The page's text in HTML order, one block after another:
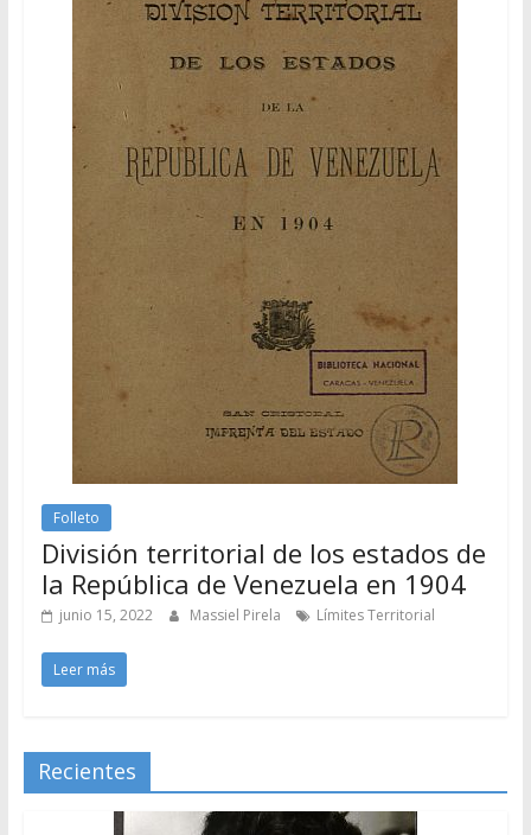
Folleto
División territorial de los estados de
la República de Venezuela en 1904
junio 15, 2022 Massiel Pirela Límites Territorial
Leer más
Recientes